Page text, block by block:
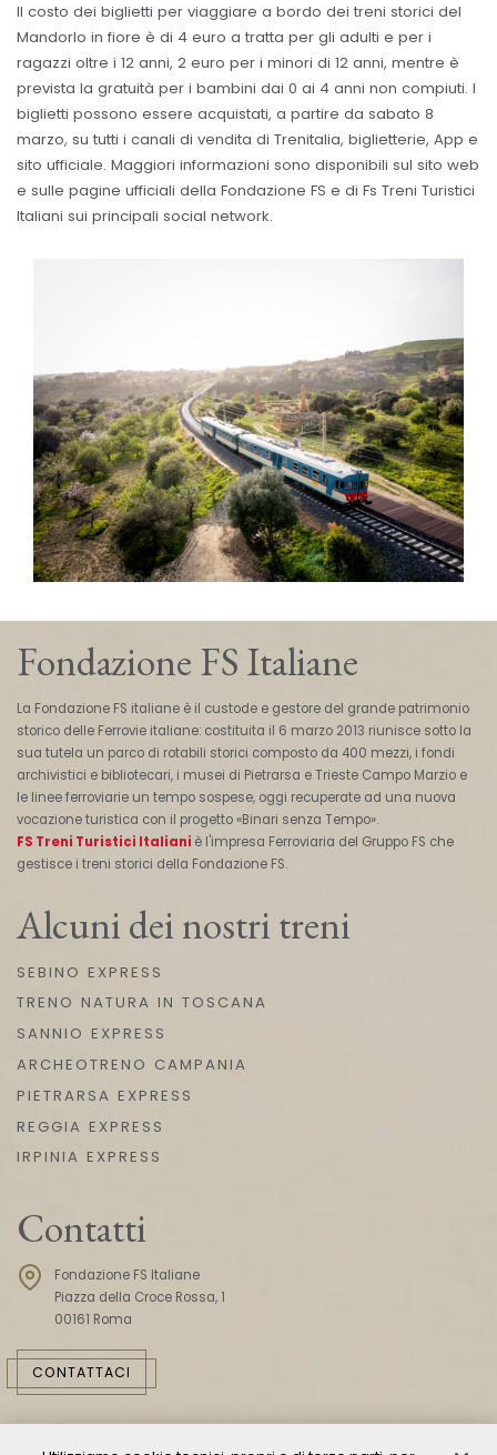
Il costo dei biglietti per viaggiare a bordo dei treni storici del
Mandorlo in fiore è di 4 euro a tratta per gli adulti e per i
ragazzi oltre i 12 anni, 2 euro per i minori di 12 anni, mentre è
prevista la gratuità per i bambini dai 0 ai 4 anni non compiuti. I
biglietti possono essere acquistati, a partire da sabato 8
marzo, su tutti i canali di vendita di Trenitalia, biglietterie, App e
sito ufficiale. Maggiori informazioni sono disponibili sul sito web
e sulle pagine ufficiali della Fondazione FS e di Fs Treni Turistici
Italiani sui principali social network.
Fondazione FS Italiane
La Fondazione FS italiane è il custode e gestore del grande patrimonio
storico delle Ferrovie italiane: costituita il 6 marzo 2013 riunisce sotto la
sua tutela un parco di rotabili storici composto da 400 mezzi, i fondi
archivistici e bibliotecari, i musei di Pietrarsa e Trieste Campo Marzio e
le linee ferroviarie un tempo sospese, oggi recuperate ad una nuova
vocazione turistica con il progetto «Binari senza Tempo».
FS Treni Turistici Italiani è l'impresa Ferroviaria del Gruppo FS che
gestisce i treni storici della Fondazione FS.
Alcuni dei nostri treni
SEBINO EXPRESS
TRENO NATURA IN TOSCANA
SANNIO EXPRESS
ARCHEOTRENO CAMPANIA
PIETRARSA EXPRESS
REGGIA EXPRESS
IRPINIA EXPRESS
Contatti
Fondazione FS Italiane
Piazza della Croce Rossa, 1
00161 Roma
CONTATTACI